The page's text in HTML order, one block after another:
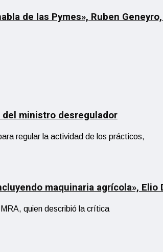
de las Pymes», Ruben
ministro desregulador
regular la actividad de los prácticos,
maquinaria agrícola», Elio
quien describió la crítica